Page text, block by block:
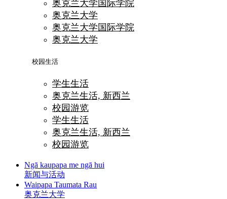
奥克兰大学国际学院
奥克兰大学
奥克兰大学国际学院
奥克兰大学
校园生活
学生生活
奥克兰生活, 新西兰
校园游览
学生生活
奥克兰生活, 新西兰
校园游览
Ngā kaupapa me ngā hui
新闻与活动
Waipapa Taumata Rau
奥克兰大学